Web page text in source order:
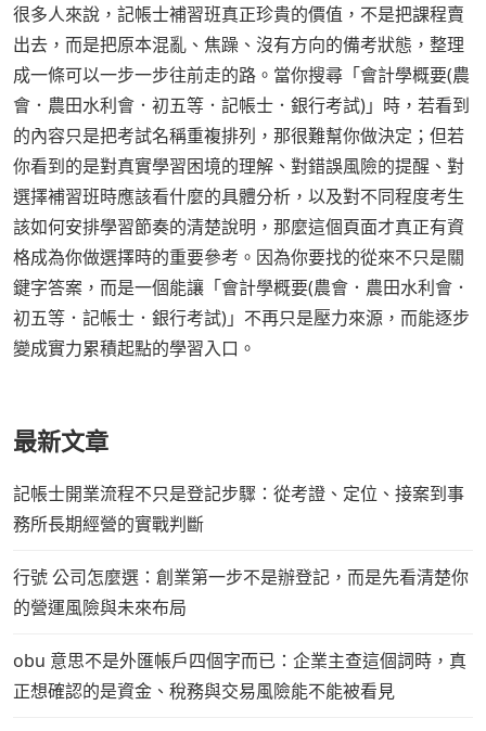
很多人來說，記帳士補習班真正珍貴的價值，不是把課程賣
出去，而是把原本混亂、焦躁、沒有方向的備考狀態，整理
成一條可以一步一步往前走的路。當你搜尋「會計學概要(農
會．農田水利會．初五等．記帳士．銀行考試)」時，若看到
的內容只是把考試名稱重複排列，那很難幫你做決定；但若
你看到的是對真實學習困境的理解、對錯誤風險的提醒、對
選擇補習班時應該看什麼的具體分析，以及對不同程度考生
該如何安排學習節奏的清楚說明，那麼這個頁面才真正有資
格成為你做選擇時的重要參考。因為你要找的從來不只是關
鍵字答案，而是一個能讓「會計學概要(農會．農田水利會．
初五等．記帳士．銀行考試)」不再只是壓力來源，而能逐步
變成實力累積起點的學習入口。
最新文章
記帳士開業流程不只是登記步驟：從考證、定位、接案到事
務所長期經營的實戰判斷
行號 公司怎麼選：創業第一步不是辦登記，而是先看清楚你
的營運風險與未來布局
obu 意思不是外匯帳戶四個字而已：企業主查這個詞時，真
正想確認的是資金、稅務與交易風險能不能被看見